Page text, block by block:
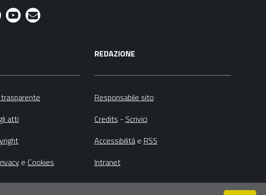
Y
t
e
M
l
atti
e Cookies
REDAZIONE
Responsabile sito
Credits - Scrivici
Accessibilitàe RSS
Intranet